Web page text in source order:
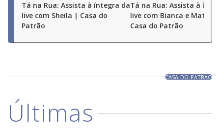
Tá na Rua: Assista à íntegra da
live com Sheila | Casa do
Patrão
Tá na Rua: Assista à
live com Bianca e
Casa do Patrão
CASA-DO-PATRAO
Últimas